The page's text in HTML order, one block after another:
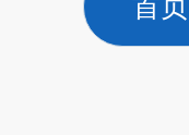
首页